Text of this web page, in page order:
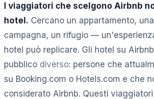
I viaggiatori che scelgono Airbnb
hotel. Cercano un appartamento,
campagna, un rifugio —
hotel può replicare. Gli hotel su
pubblico diverso: persone che
su Booking.com o Hotels.com e che
considerato Airbnb. Questi